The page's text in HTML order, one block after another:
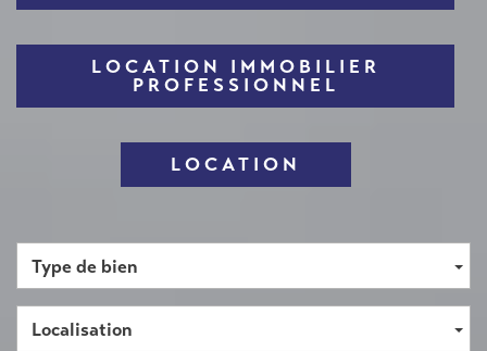
LOCATION IMMOBILIER
PROFESSIONNEL
LOCATION
Type de bien
Localisation